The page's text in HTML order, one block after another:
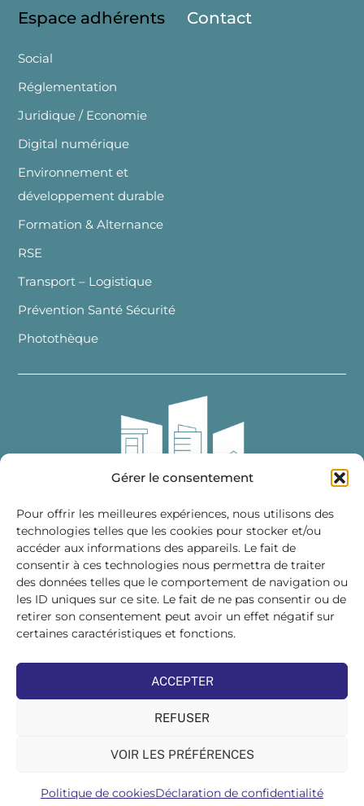
Gérer le consentement
Pour offrir les meilleures expériences, nous utilisons des
technologies telles que les cookies pour stocker et/ou
accéder aux informations des appareils. Le fait de
consentir à ces technologies nous permettra de traiter
des données telles que le comportement de navigation ou
les ID uniques sur ce site. Le fait de ne pas consentir ou de
retirer son consentement peut avoir un effet négatif sur
certaines caractéristiques et fonctions.
ACCEPTER
REFUSER
VOIR LES PRÉFÉRENCES
Politique de cookiesDéclaration de confidentialité
Espace adhérents
Social
Réglementation
Juridique / Economie
Digital numérique
Environnement et
développement durable
Formation & Alternance
RSE
Transport – Logistique
Prévention Santé Sécurité
Photothèque
Contact
Fédération des Distributeurs
de Matériaux de Construction
215 bis, boulevard Saint-Germain
75007 PARIS
Tél : 01 45 48 28 44
Suivez-nous sur les réseaux sociaux :